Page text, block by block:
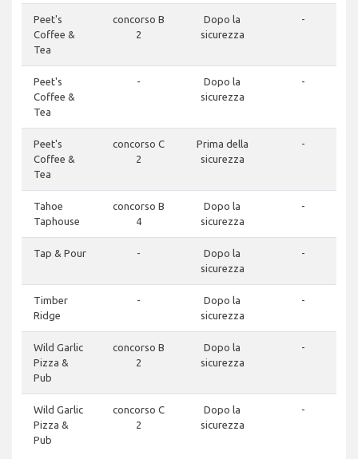
Peet's
Coffee &
Tea
concorso B
2
Dopo la
sicurezza
-
Peet's
Coffee &
Tea
-
Dopo la
sicurezza
-
Peet's
Coffee &
Tea
concorso C
2
Prima della
sicurezza
-
Tahoe
Taphouse
concorso B
4
Dopo la
sicurezza
-
Tap & Pour -
Dopo la
sicurezza
-
Timber
Ridge
-
Dopo la
sicurezza
-
Wild Garlic
Pizza &
Pub
concorso B
2
Dopo la
sicurezza
-
Wild Garlic
Pizza &
Pub
concorso C
2
Dopo la
sicurezza
-